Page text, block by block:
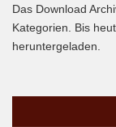
Das Download
Kategorien. Bis
heruntergeladen.